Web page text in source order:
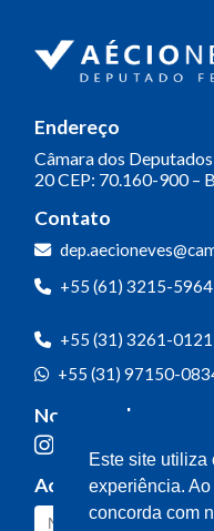
Endereço
Câmara dos Deputados
20CEP: 70.160-900 –
Contato
+55 (61) 3215-5964
+55 (31) 3261-0121
+55 (31) 97150-
Nossas redes
Acompanhe o meu
Este site utiliza
experiência.
concorda com